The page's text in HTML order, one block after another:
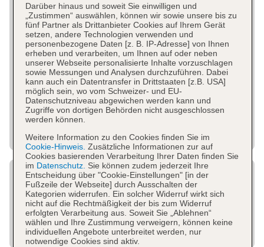
Darüber hinaus und soweit Sie einwilligen und
„Zustimmen“ auswählen, können wir sowie unsere bis zu
fünf Partner als Drittanbieter Cookies auf Ihrem Gerät
setzen, andere Technologien verwenden und
personenbezogene Daten [z. B. IP-Adresse] von Ihnen
erheben und verarbeiten, um Ihnen auf oder neben
unserer Webseite personalisierte Inhalte vorzuschlagen
sowie Messungen und Analysen durchzuführen. Dabei
kann auch ein Datentransfer in Drittstaaten [z.B. USA]
möglich sein, wo vom Schweizer- und EU-
Datenschutzniveau abgewichen werden kann und
Zugriffe von dortigen Behörden nicht ausgeschlossen
werden können.
Weitere Information zu den Cookies finden Sie im
Cookie-Hinweis. Zusätzliche Informationen zur auf
Cookies basierenden Verarbeitung Ihrer Daten finden Sie
im Datenschutz. Sie können zudem jederzeit Ihre
Entscheidung über "Cookie-Einstellungen" [in der
Fußzeile der Webseite] durch Ausschalten der
Kategorien widerrufen. Ein solcher Widerruf wirkt sich
nicht auf die Rechtmäßigkeit der bis zum Widerruf
erfolgten Verarbeitung aus. Soweit Sie „Ablehnen“
wählen und Ihre Zustimmung verweigern, können keine
individuellen Angebote unterbreitet werden, nur
notwendige Cookies sind aktiv.